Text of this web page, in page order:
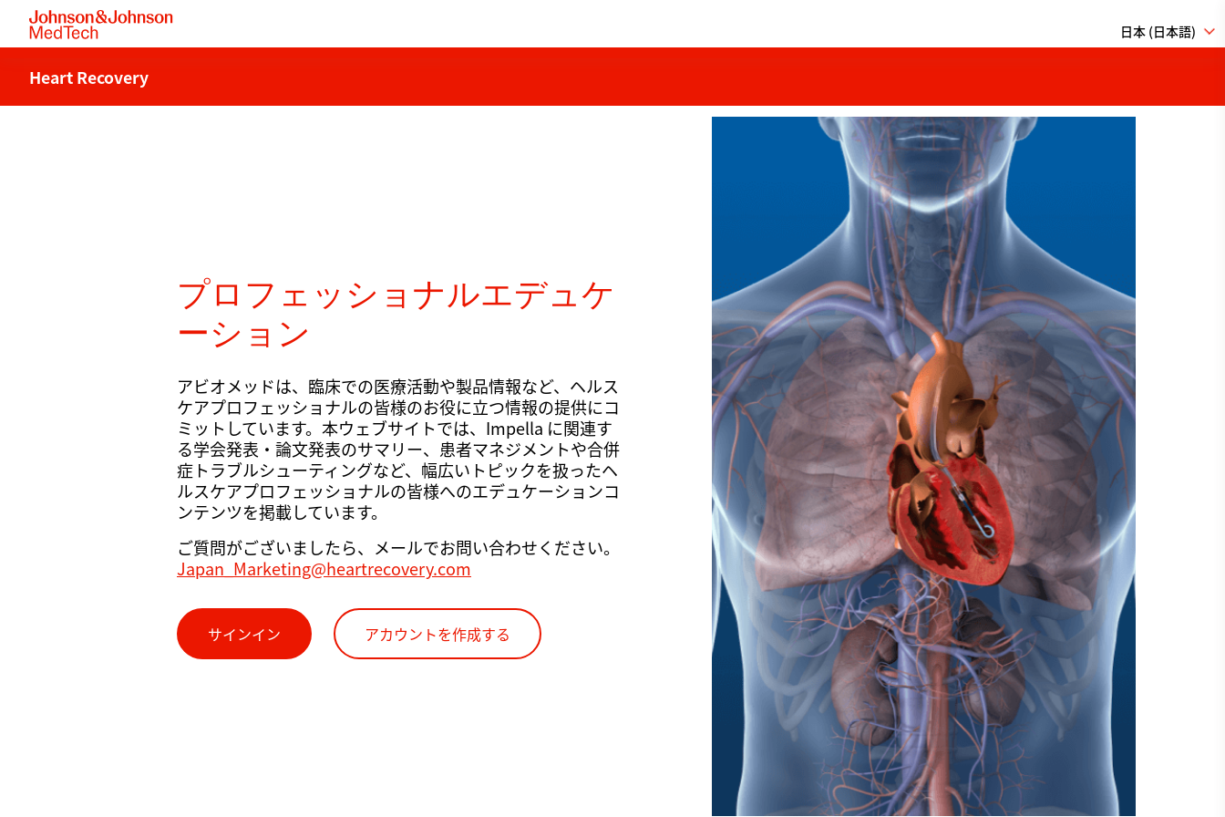
Heart Recovery
日本 (日本語)
プロフェッショナルエデュケ
ーション
アビオメッドは、臨床での医療活動や製品情報など、ヘルス
ケアプロフェッショナルの皆様のお役に立つ情報の提供にコ
ミットしています。本ウェブサイトでは、Impella に関連す
る学会発表・論文発表のサマリー、患者マネジメントや合併
症トラブルシューティングなど、幅広いトピックを扱ったヘ
ルスケアプロフェッショナルの皆様へのエデュケーションコ
ンテンツを掲載しています。
ご質問がございましたら、メールでお問い合わせください。
Japan_Marketing@heartrecovery.com